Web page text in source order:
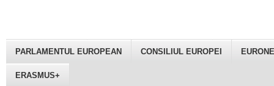
PARLAMENTUL EUROPEAN CONSILIUL EUROPEI
ERASMUS+